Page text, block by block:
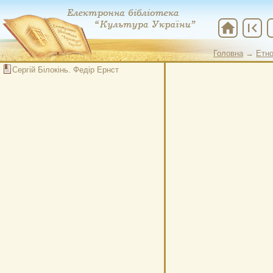
Головна →
home first_page
Сергій Білокінь. Федір Ернст